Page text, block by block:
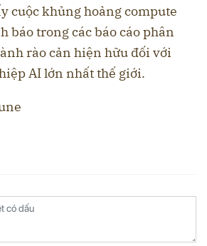
cuộc khủng hoảng compute
báo trong các báo cáo phân
rào cản hiện hữu đối với
AI lớn nhất thế giới.